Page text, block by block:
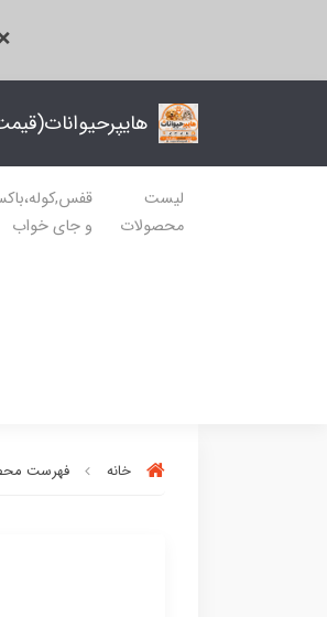
لیست
محصولات
و جای خواب
خانه فهرست